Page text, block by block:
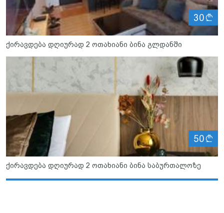
30
ქირავდება დღიურად 2 ოთახიანი ბინა გლდანში
50
ქირავდება დღიურად 2 ოთახიანი ბინა საბურთალოზე